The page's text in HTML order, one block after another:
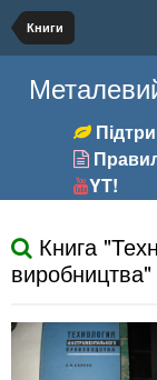
Книги
YT!
Книга
виробництва"